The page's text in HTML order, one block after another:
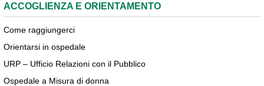
ACCOGLIENZA E ORIENTAMENTO
Come raggiungerci
Orientarsi in ospedale
URP – Ufficio Relazioni con il Pubblico
Ospedale a Misura di donna